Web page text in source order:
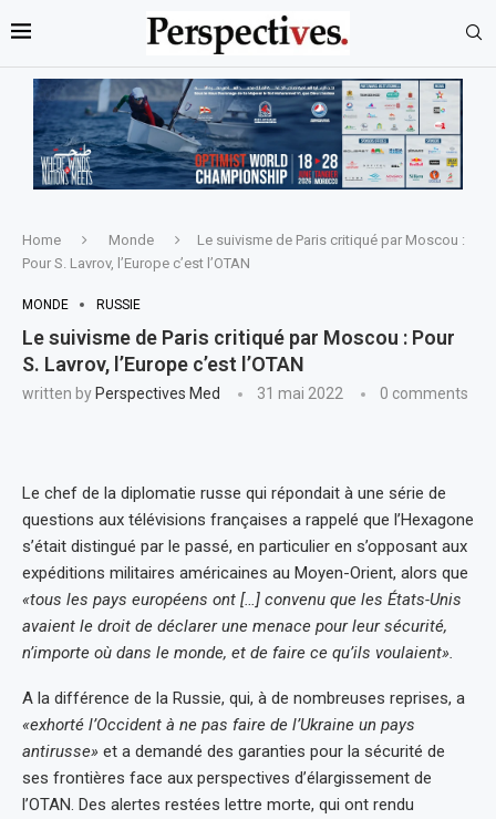
Home Monde
Le suivisme de Paris critiqué par Moscou :
Pour S. Lavrov, l’Europe c’est l’OTAN
MONDE RUSSIE
Le suivisme de Paris critiqué par Moscou : Pour
S. Lavrov, l’Europe c’est l’OTAN
written by Perspectives Med 31 mai 2022 0 comments
Le chef de la diplomatie russe qui répondait à une série de
questions aux télévisions françaises a rappelé que l’Hexagone
s’était distingué par le passé, en particulier en s’opposant aux
expéditions militaires américaines au Moyen-Orient, alors que
«tous les pays européens ont […] convenu que les États-Unis
avaient le droit de déclarer une menace pour leur sécurité,
n’importe où dans le monde, et de faire ce qu’ils voulaient».
A la différence de la Russie, qui, à de nombreuses reprises, a
«exhorté l’Occident à ne pas faire de l’Ukraine un pays
antirusse» et a demandé des garanties pour la sécurité de
ses frontières face aux perspectives d’élargissement de
l’OTAN. Des alertes restées lettre morte, qui ont rendu